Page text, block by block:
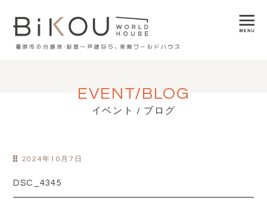
EVENT/BLOG
イベント / ブログ
2024年10月7日
DSC_4345